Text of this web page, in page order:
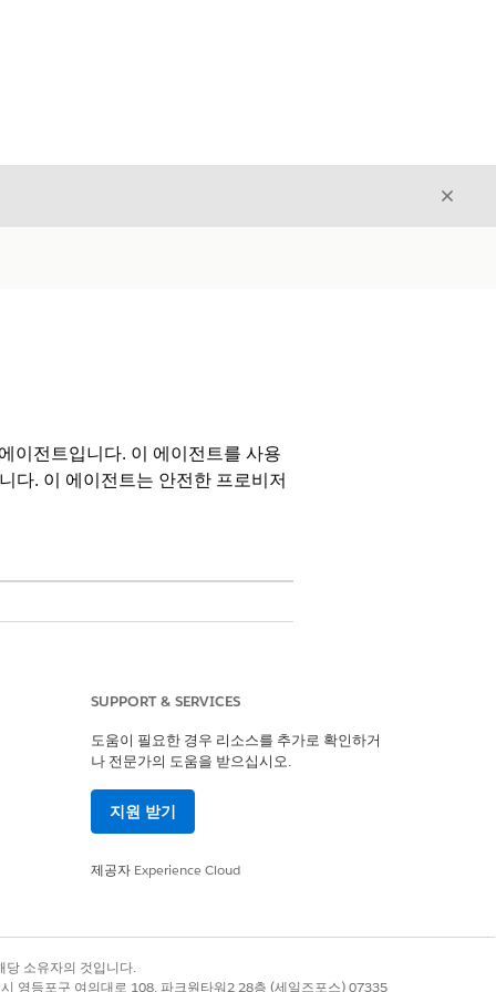
닫기
이전트입니다. 이 에이전트를 사용
다. 이 에이전트는 안전한 프로비저
유형을 지원하도록 추가 서비스 카
SUPPORT & SERVICES
도움이 필요한 경우 리소스를 추가로 확인하거
나 전문가의 도움을 받으십시오.
지원 받기
제공자 Experience Cloud
소유자의 것입니다.
영등포구 여의대로 108, 파크원타워2 28층 (세일즈포스) 07335